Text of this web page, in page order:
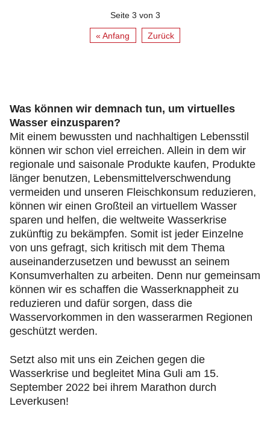
Seite 3 von 3
« Anfang Zurück
Was können wir demnach tun, um virtuelles
Wasser einzusparen?
Mit einem bewussten und nachhaltigen Lebensstil
können wir schon viel erreichen. Allein in dem wir
regionale und saisonale Produkte kaufen, Produkte
länger benutzen, Lebensmittelverschwendung
vermeiden und unseren Fleischkonsum reduzieren,
können wir einen Großteil an virtuellem Wasser
sparen und helfen, die weltweite Wasserkrise
zukünftig zu bekämpfen. Somit ist jeder Einzelne
von uns gefragt, sich kritisch mit dem Thema
auseinanderzusetzen und bewusst an seinem
Konsumverhalten zu arbeiten. Denn nur gemeinsam
können wir es schaffen die Wasserknappheit zu
reduzieren und dafür sorgen, dass die
Wasservorkommen in den wasserarmen Regionen
geschützt werden.
Setzt also mit uns ein Zeichen gegen die
Wasserkrise und begleitet Mina Guli am 15.
September 2022 bei ihrem Marathon durch
Leverkusen!